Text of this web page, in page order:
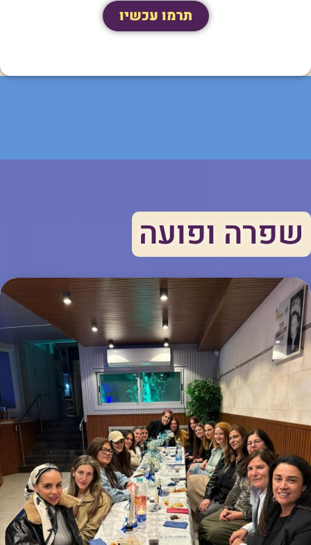
תרמו עכשיו
שפרה ופועה